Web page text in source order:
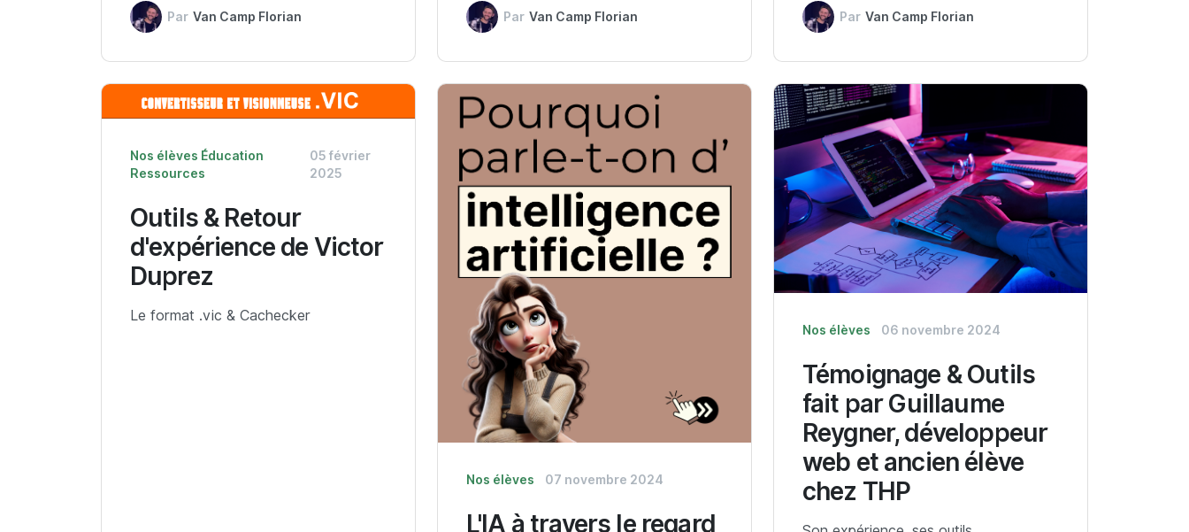
Par Van Camp Florian Par Van Camp Florian Par Van Camp Florian
Nos élèves Éducation
Ressources
05 février
2025
Outils & Retour
d'expérience de Victor
Duprez
Le format .vic & Cachecker
Nos élèves 07 novembre 2024
L'IA à travers le regard
Nos élèves 06 novembre 2024
Témoignage & Outils
fait par Guillaume
Reygner, développeur
web et ancien élève
chez THP